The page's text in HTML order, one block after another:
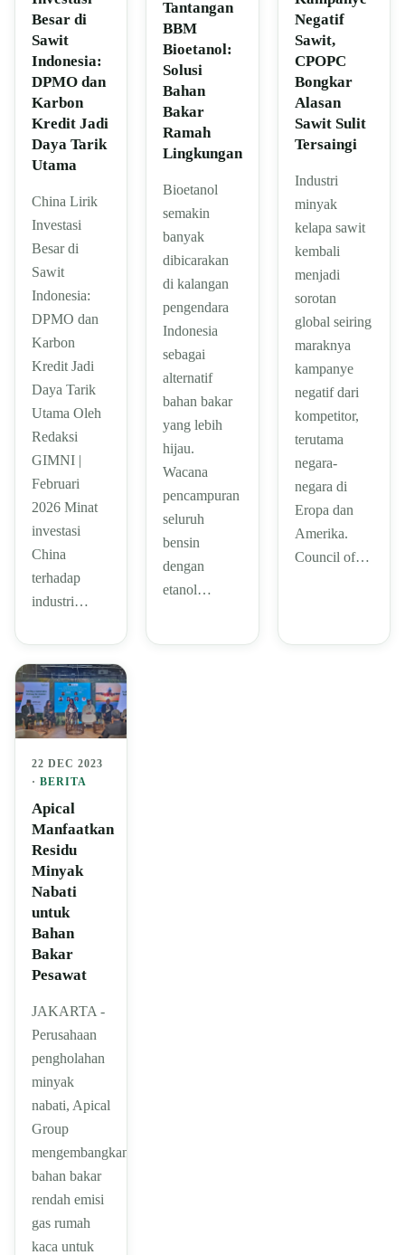
Besar di
Sawit
Indonesia:
DPMO dan
Karbon
Kredit Jadi
Daya Tarik
Utama
China Lirik
Investasi
Besar di
Sawit
Indonesia:
DPMO dan
Karbon
Kredit Jadi
Daya Tarik
Utama Oleh
Redaksi
GIMNI |
Februari
2026 Minat
investasi
China
terhadap
industri…
Tantangan
BBM
Bioetanol:
Solusi
Bahan
Bakar
Ramah
Lingkungan
Bioetanol
semakin
banyak
dibicarakan
di kalangan
pengendara
Indonesia
sebagai
alternatif
bahan bakar
yang lebih
hijau.
Wacana
pencampuran
seluruh
bensin
dengan
etanol…
Negatif
Sawit,
CPOPC
Bongkar
Alasan
Sawit Sulit
Tersaingi
Industri
minyak
kelapa sawit
kembali
menjadi
sorotan
global seiring
maraknya
kampanye
negatif dari
kompetitor,
terutama
negara-
negara di
Eropa dan
Amerika.
Council of…
22 DEC 2023
· BERITA
Apical
Manfaatkan
Residu
Minyak
Nabati
untuk
Bahan
Bakar
Pesawat
JAKARTA -
Perusahaan
pengholahan
minyak
nabati, Apical
Group
mengembangkan
bahan bakar
rendah emisi
gas rumah
kaca untuk